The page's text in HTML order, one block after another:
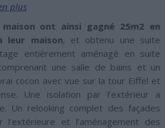
plus
ont ainsi gagné 25m2 en
leur maison, et obtenu une suite
entièrement aménagé en suite
une salle de bains et un
cocon avec vue sur la tour Eiffel et
Une isolation par l’extérieur a
Un relooking complet des façades
et l’aménagement des